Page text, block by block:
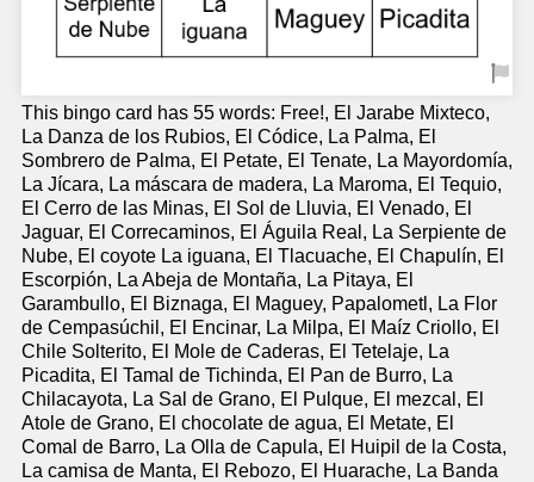
This bingo card has 55 words: Free!, El Jarabe Mixteco,
La Danza de los Rubios, El Códice, La Palma, El
Sombrero de Palma, El Petate, El Tenate, La Mayordomía,
La Jícara, La máscara de madera, La Maroma, El Tequio,
El Cerro de las Minas, El Sol de Lluvia, El Venado, El
Jaguar, El Correcaminos, El Águila Real, La Serpiente de
Nube, El coyote La iguana, El Tlacuache, El Chapulín, El
Escorpión, La Abeja de Montaña, La Pitaya, El
Garambullo, El Biznaga, El Maguey, Papalometl, La Flor
de Cempasúchil, El Encinar, La Milpa, El Maíz Criollo, El
Chile Solterito, El Mole de Caderas, El Tetelaje, La
Picadita, El Tamal de Tichinda, El Pan de Burro, La
Chilacayota, La Sal de Grano, El Pulque, El mezcal, El
Atole de Grano, El chocolate de agua, El Metate, El
Comal de Barro, La Olla de Capula, El Huipil de la Costa,
La camisa de Manta, El Rebozo, El Huarache, La Banda